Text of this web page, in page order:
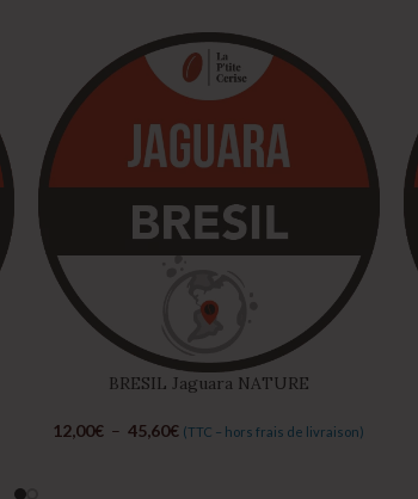
BRESIL Jaguara NATURE
12,00€ – 45,60€ (TTC – hors frais de livraison)